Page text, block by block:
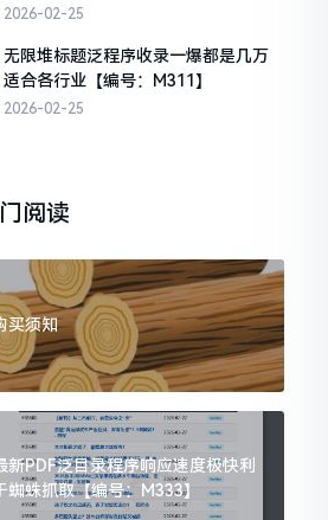
2026-02-25
无限堆标题泛程序收录一爆都是几万
适合各行业【编号：M311】
2026-02-25
阅读
买须知
新PDF泛目录程序响应速度极快利
蜘蛛抓取【编号：M333】